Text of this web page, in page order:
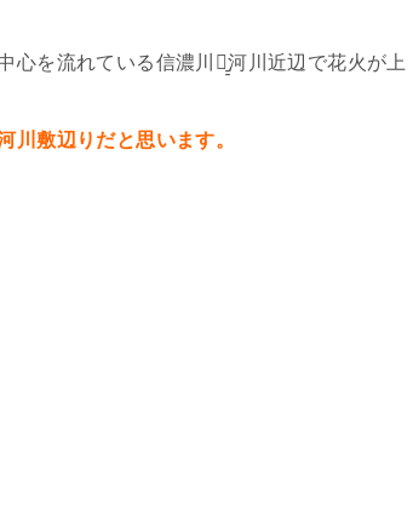
を流れている信濃川の̠̠河川近辺で花火が上
川敷辺りだと思います。